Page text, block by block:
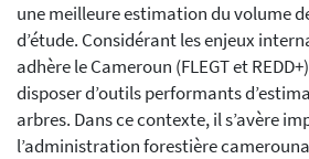
une meilleure estimation du volume
d’étude. Considérant les enjeux
adhère le Cameroun (FLEGT et
disposer d’outils performants
arbres. Dans ce contexte, il s’avère
l’administration forestière